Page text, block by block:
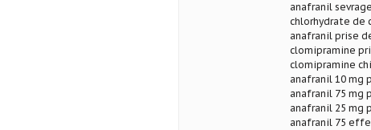
anafranil
chlorhydrate de
anafranil prise
clomipramine
clomipramine
anafranil 10 mg
anafranil 75 mg
anafranil 25 mg
anafranil 75